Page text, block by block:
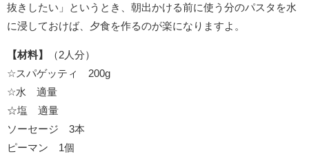
抜きしたい」というとき、朝出かける前に使う分のパスタを水
に浸しておけば、夕食を作るのが楽になりますよ。
【材料】
（2人分）
☆スパゲッティ 200g
☆水 適量
☆塩 適量
ソーセージ 3本
ピーマン 1個